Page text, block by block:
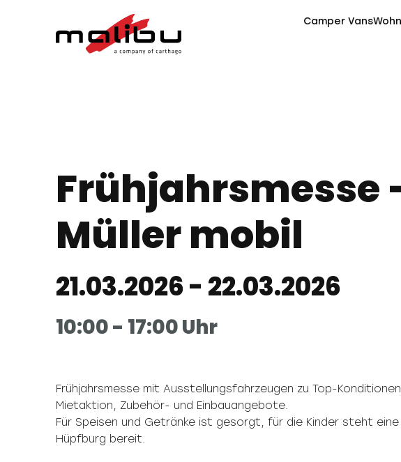
Camper Vans
Frühjahrsmesse
Müller mobil
21.03.2026- 22.03.2026
10:00- 17:00Uhr
Frühjahrsmesse mit Ausstellungsfahrzeugen zu Top-
Mietaktion, Zubehör- und Einbauangebote.
Für Speisen und Getränke ist gesorgt, für die Kinder steht eine
Hüpfburg bereit.